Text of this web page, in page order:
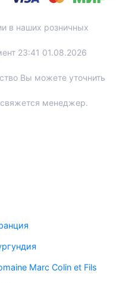
в наших розничных
23:41 01.08.2026
Вы можете уточнить
менеджер.
Marc Colin et Fils